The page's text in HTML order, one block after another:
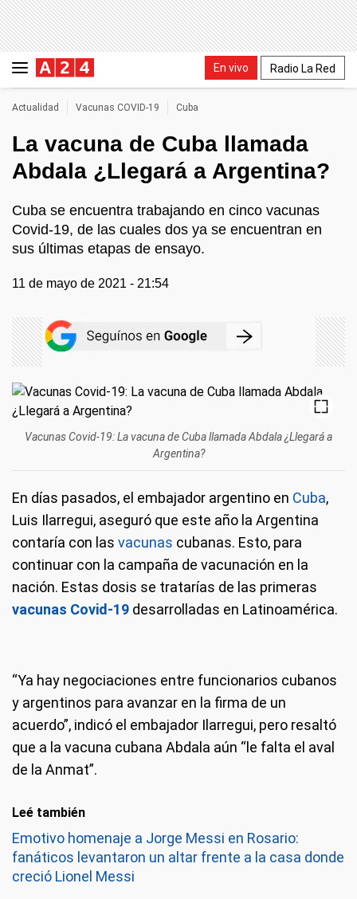
En vivo Radio La Red
Actualidad Vacunas COVID-19 Cuba
La vacuna de Cuba llamada
Abdala ¿Llegará a Argentina?
Cuba se encuentra trabajando en cinco vacunas
Covid-19, de las cuales dos ya se encuentran en
sus últimas etapas de ensayo.
11 de mayo de 2021 - 21:54
Vacunas Covid-19: La vacuna de Cuba llamada Abdala ¿Llegará a
Argentina?
En días pasados, el embajador argentino en Cuba,
Luis Ilarregui, aseguró que este año la Argentina
contaría con las vacunas cubanas. Esto, para
continuar con la campaña de vacunación en la
nación. Estas dosis se tratarías de las primeras
vacunas Covid-19 desarrolladas en Latinoamérica.
“Ya hay negociaciones entre funcionarios cubanos
y argentinos para avanzar en la firma de un
acuerdo”, indicó el embajador Ilarregui, pero resaltó
que a la vacuna cubana Abdala aún “le falta el aval
de la Anmat”.
Leé también
Emotivo homenaje a Jorge Messi en Rosario:
fanáticos levantaron un altar frente a la casa donde
creció Lionel Messi